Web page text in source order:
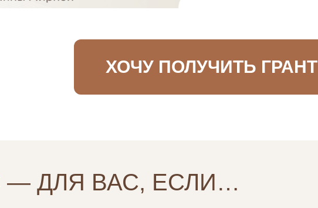
ХОЧУ ПОЛУЧИТЬ ГРАНТ
— ДЛЯ ВАС, ЕСЛИ…